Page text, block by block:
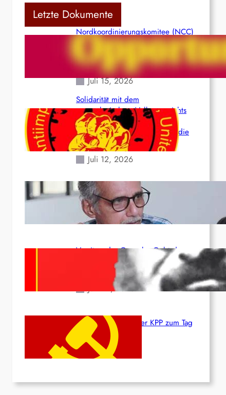
Letzte Dokumente
Nordkoordinierungskomitee (NCC)
der Kommunistischen Partei Indiens
(Maoistisch): Postmoderner
Opportunismus
Juli 15, 2026
Solidarität mit dem
venezolanischem Volk angesichts
der verlorenen Leben und der
katastrophalen Situation durch die
Erdbeben des 24. Juni!
Juli 12, 2026
Indien: „Die Politik der
Kapitulation“ von K. Murali (Ajith)
Juli 1, 2026
Vorsitzender Gonzalo: Gebt das
Leben für die Partei und die
Juni 19, 2026
Beschluss des ZK der KPP zum Tag
des Heldentums
Juni 19, 2026